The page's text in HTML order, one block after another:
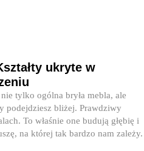
ukryte w
tylko ogólna bryła mebla, ale
podejdziesz bliżej. Prawdziwy
To właśnie one budują głębię i
na której tak bardzo nam zależy.